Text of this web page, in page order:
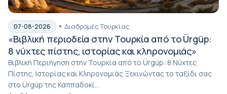
07-08-2026 Διαδρομές Τουρκίας
«Βιβλική περιοδεία στην Τουρκία από το Ürgüp:
8 νύχτες πίστης, ιστορίας και κληρονομιάς»
Βιβλική Περιήγηση στην Τουρκία από το Ürgüp: 8 Νύχτες
Πίστης, Ιστορίας και Κληρονομιάς Ξεκινώντας το ταξίδι σας
στο Ürgüp της Καππαδοκί...